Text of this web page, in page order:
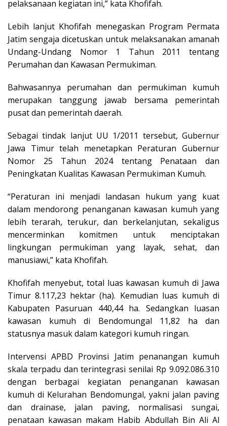
pelaksanaan kegiatan ini,” kata Khofifah.
Lebih lanjut Khofifah menegaskan Program Permata
Jatim sengaja dicetuskan untuk melaksanakan amanah
Undang-Undang Nomor 1 Tahun 2011 tentang
Perumahan dan Kawasan Permukiman.
Bahwasannya perumahan dan permukiman kumuh
merupakan tanggung jawab bersama pemerintah
pusat dan pemerintah daerah.
Sebagai tindak lanjut UU 1/2011 tersebut, Gubernur
Jawa Timur telah menetapkan Peraturan Gubernur
Nomor 25 Tahun 2024 tentang Penataan dan
Peningkatan Kualitas Kawasan Permukiman Kumuh.
“Peraturan ini menjadi landasan hukum yang kuat
dalam mendorong penanganan kawasan kumuh yang
lebih terarah, terukur, dan berkelanjutan, sekaligus
mencerminkan komitmen untuk menciptakan
lingkungan permukiman yang layak, sehat, dan
manusiawi,” kata Khofifah.
Khofifah menyebut, total luas kawasan kumuh di Jawa
Timur 8.117,23 hektar (ha). Kemudian luas kumuh di
Kabupaten Pasuruan 440,44 ha. Sedangkan luasan
kawasan kumuh di Bendomungal 11,82 ha dan
statusnya masuk dalam kategori kumuh ringan.
Intervensi APBD Provinsi Jatim penanangan kumuh
skala terpadu dan terintegrasi senilai Rp 9.092.086.310
dengan berbagai kegiatan penanganan kawasan
kumuh di Kelurahan Bendomungal, yakni jalan paving
dan drainase, jalan paving, normalisasi sungai,
penataan kawasan makam Habib Abdullah Bin Ali Al